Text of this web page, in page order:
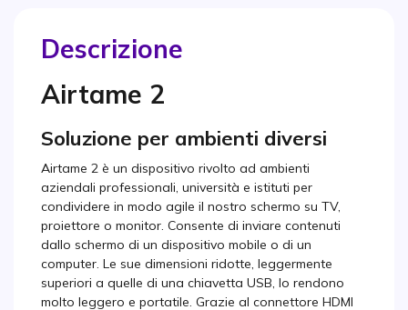
Descrizione
Airtame 2
Soluzione per ambienti diversi
Airtame 2 è un dispositivo rivolto ad ambienti
aziendali professionali, università e istituti per
condividere in modo agile il nostro schermo su TV,
proiettore o monitor. Consente di inviare contenuti
dallo schermo di un dispositivo mobile o di un
computer. Le sue dimensioni ridotte, leggermente
superiori a quelle di una chiavetta USB, lo rendono
molto leggero e portatile. Grazie al connettore HDMI